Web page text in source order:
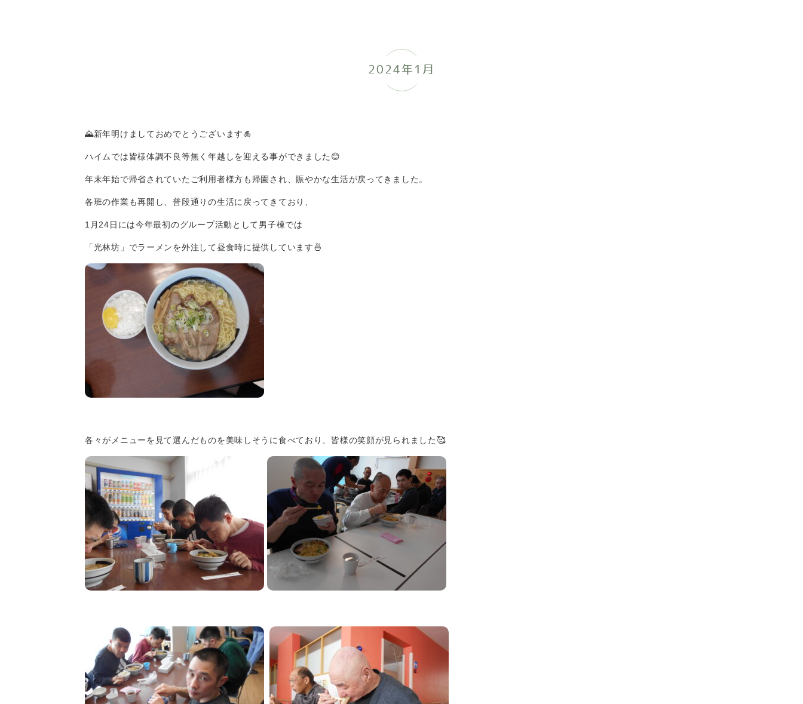
2024年1月
🌄新年明けましておめでとうございます🎍
ハイムでは皆様体調不良等無く年越しを迎える事ができました😊
年末年始で帰省されていたご利用者様方も帰園され、賑やかな生活が戻ってきました。
各班の作業も再開し、普段通りの生活に戻ってきており、
1月24日には今年最初のグループ活動として男子棟では
「光林坊」でラーメンを外注して昼食時に提供しています🍜
各々がメニューを見て選んだものを美味しそうに食べており、皆様の笑顔が見られました🥰